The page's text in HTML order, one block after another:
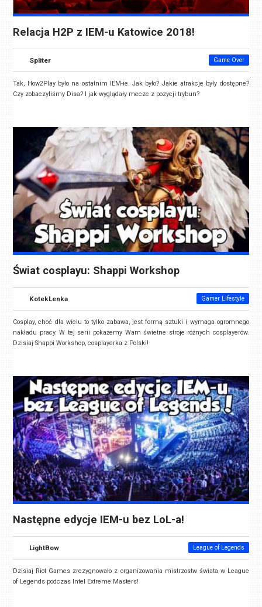
Relacja H2P z IEM-u Katowice 2018!
Spliter Game Over
Tak, How2Play było na ostatnim IEM-ie. Jak było? Jakie atrakcje były dostępne?
Czy zobaczyliśmy Disa? I jak wyglądały mecze z pozycji trybun?
Świat cosplayu: Shappi Workshop
KotekLenka Gamer Lifestyle
Cosplay, choć dla wielu to tylko zabawa, jest formą sztuki i wymaga ogromnego
nakładu pracy. W tej serii pokażemy Wam świetne stroje różnych cosplayerów.
Dzisiaj Shappi Workshop, cosplayerka z Polski!
Następne edycje IEM-u bez LoL-a!
LightBow League of Legends
Dzisiaj Riot Games zrezygnowało z organizowania mistrzostw świata w League
of Legends podczas Intel Extreme Masters!